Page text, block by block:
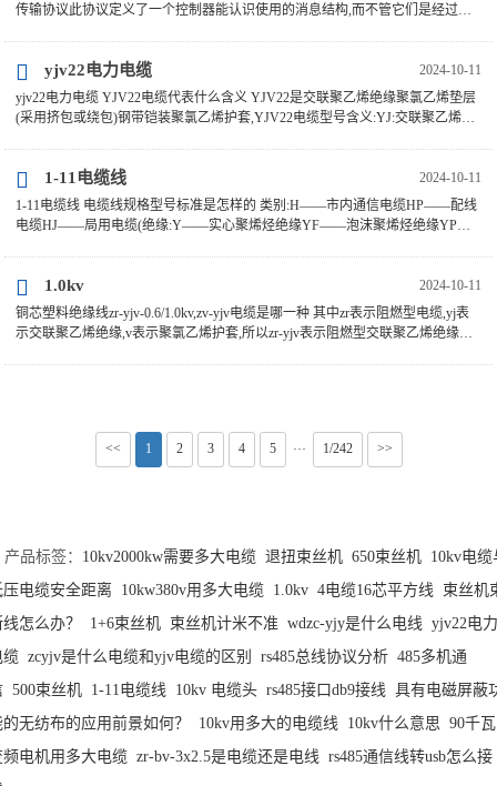
传输协议此协议定义了一个控制器能认识使用的消息结构,而不管它们是经过何
2024-10-11
yjv22电力电缆
yjv22电力电缆 YJV22电缆代表什么含义 YJV22是交联聚乙烯绝缘聚氯乙烯垫层
(采用挤包或绕包)钢带铠装聚氯乙烯护套,YJV22电缆型号含义:YJ:交联聚乙烯V:
2024-10-11
1-11电缆线
1-11电缆线 电缆线规格型号标准是怎样的 类别:H——市内通信电缆HP——配线
电缆HJ——局用电缆(绝缘:Y——实心聚烯烃绝缘YF——泡沫聚烯烃绝缘YP
2024-10-11
1.0kv
铜芯塑料绝缘线zr-yjv-0.6/1.0kv,zv-yjv电缆是哪一种 其中zr表示阻燃型电缆,yj表
示交联聚乙烯绝缘,v表示聚氯乙烯护套,所以zr-yjv表示阻燃型交联聚乙烯绝缘聚
<< 1 2 3 4 5 ··· 1/242 >>
产品标签： 10kv2000kw需要多大电缆 退扭束丝机 650束丝机 10kv电缆
压电缆安全距离
10kw380v用多大电缆 1.0kv 4电缆16芯平方线 束丝机
怎么办？
1+6束丝机 束丝机计米不准 wdzc-yjy是什么电线 yjv22电
缆 zcyjv是什么电缆和yjv电缆的区别 rs485总线协议分析 485多机通
500束丝机 1-11电缆线 10kv 电缆头 rs485接口db9接线 具有电磁屏蔽
的无纺布的应用前景如何？
10kv用多大的电缆线 10kv什么意思
90千瓦
频电机用多大电缆 zr-bv-3x2.5是电缆还是电线 rs485通信线转usb怎么接